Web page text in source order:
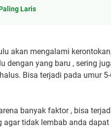
Laris
akan mengalami
dengan yang baru , sering
Bisa terjadi pada umur
banyak faktor , bisa
agar tidak lembab anda